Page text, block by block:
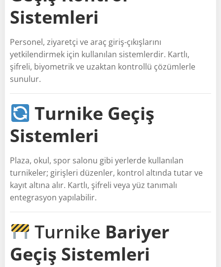
Sistemleri
Personel, ziyaretçi ve araç giriş-çıkışlarını
yetkilendirmek için kullanılan sistemlerdir. Kartlı,
şifreli, biyometrik ve uzaktan kontrollü çözümlerle
sunulur.
Turnike Geçiş
Sistemleri
Plaza, okul, spor salonu gibi yerlerde kullanılan
turnikeler; girişleri düzenler, kontrol altında tutar ve
kayıt altına alır. Kartlı, şifreli veya yüz tanımalı
entegrasyon yapılabilir.
Turnike Bariyer
Geçiş Sistemleri